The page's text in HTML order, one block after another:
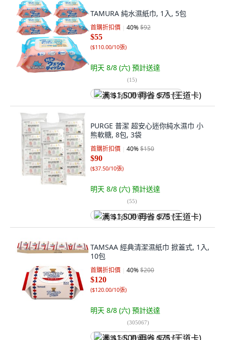
TAMURA 純水濕紙巾, 1入, 5包
首購折扣價 40%$92
$55
($110.00/10張)
明天 8/8 (六) 預計送達
(15)
满 $1,500 再省 $75 (王道卡)
PURGE 普潔 超安心迷你純水濕巾 小
熊軟糖, 8包, 3袋
首購折扣價 40%$150
$90
($37.50/10張)
明天 8/8 (六) 預計送達
(55)
满 $1,500 再省 $75 (王道卡)
TAMSAA 經典清潔濕紙巾 掀蓋式, 1入,
10包
首購折扣價 40%$200
$120
($120.00/10張)
明天 8/8 (六) 預計送達
(305067)
满 $1,500 再省 $75 (王道卡)